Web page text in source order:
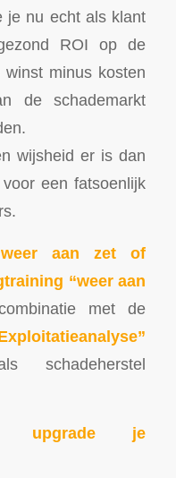
je nu echt als klant
ROI op de
minus kosten
de schademarkt
wijsheid er is dan
een fatsoenlijk
aan zet of
“weer aan
met de
schadeherstel
upgrade je